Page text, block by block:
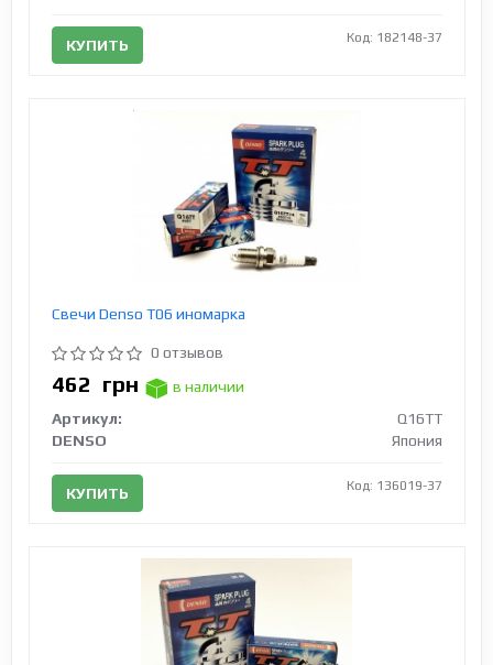
КУПИТЬ Код: 182148-37
Свечи Denso T06 иномарка
0 отзывов
462 грн
в наличии
Артикул:
Q16TT
DENSO
Япония
КУПИТЬ Код: 136019-37